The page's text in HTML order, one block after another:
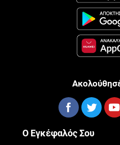
Ο Εγκέφαλός Σου